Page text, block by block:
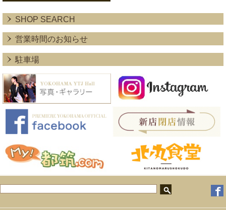
SHOP SEARCH
営業時間のお知らせ
駐車場